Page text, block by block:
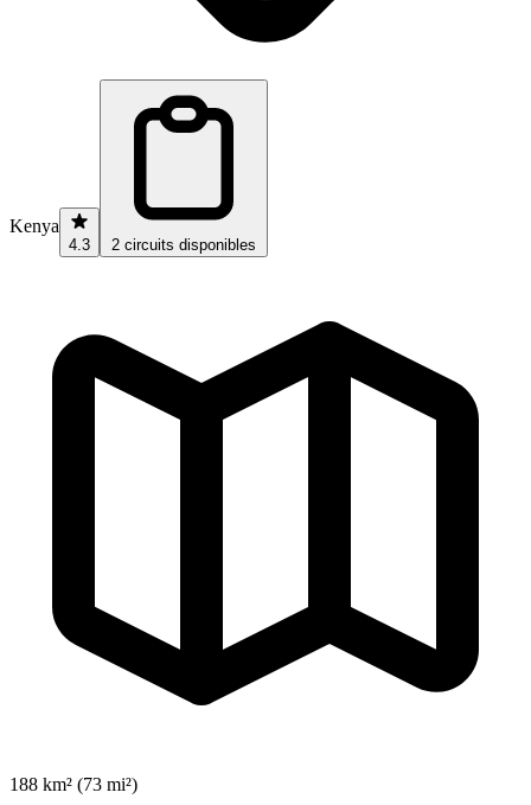
Kenya
4.3 2 circuits disponibles
188 km² (73 mi²)